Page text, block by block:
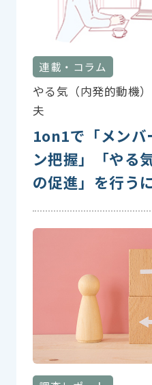
連載・コラム
やる気（内発的動機
夫
1on1で「メンバ
ン把握」「やる
の促進」を行う